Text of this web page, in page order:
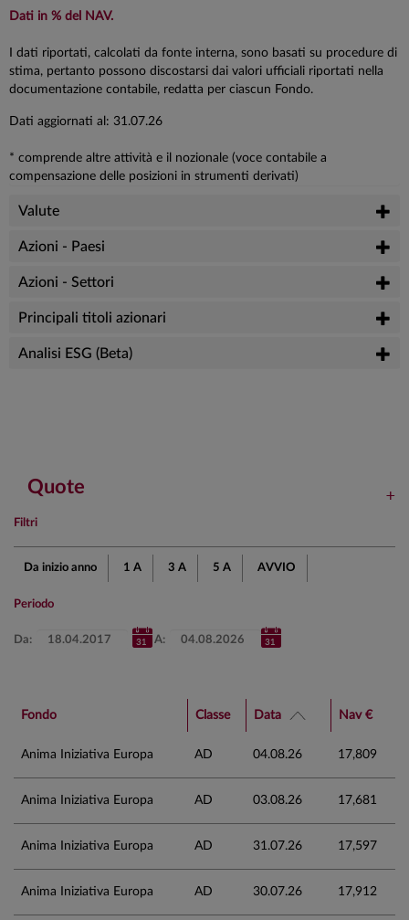
Dati in % del NAV.
I dati riportati, calcolati da fonte interna, sono basati su procedure di
stima, pertanto possono discostarsi dai valori ufficiali riportati nella
documentazione contabile, redatta per ciascun Fondo.
Dati aggiornati al: 31.07.26
* comprende altre attività e il nozionale (voce contabile a
compensazione delle posizioni in strumenti derivati)
Valute
Azioni - Paesi
Azioni - Settori
Principali titoli azionari
Analisi ESG (Beta)
Quote
Filtri
Da inizio anno 1 A 3 A 5 A AVVIO
Periodo
Da: A:
Fondo Classe Data Nav €
Anima Iniziativa Europa AD 04.08.26 17,809
Anima Iniziativa Europa AD 03.08.26 17,681
Anima Iniziativa Europa AD 31.07.26 17,597
Anima Iniziativa Europa AD 30.07.26 17,912